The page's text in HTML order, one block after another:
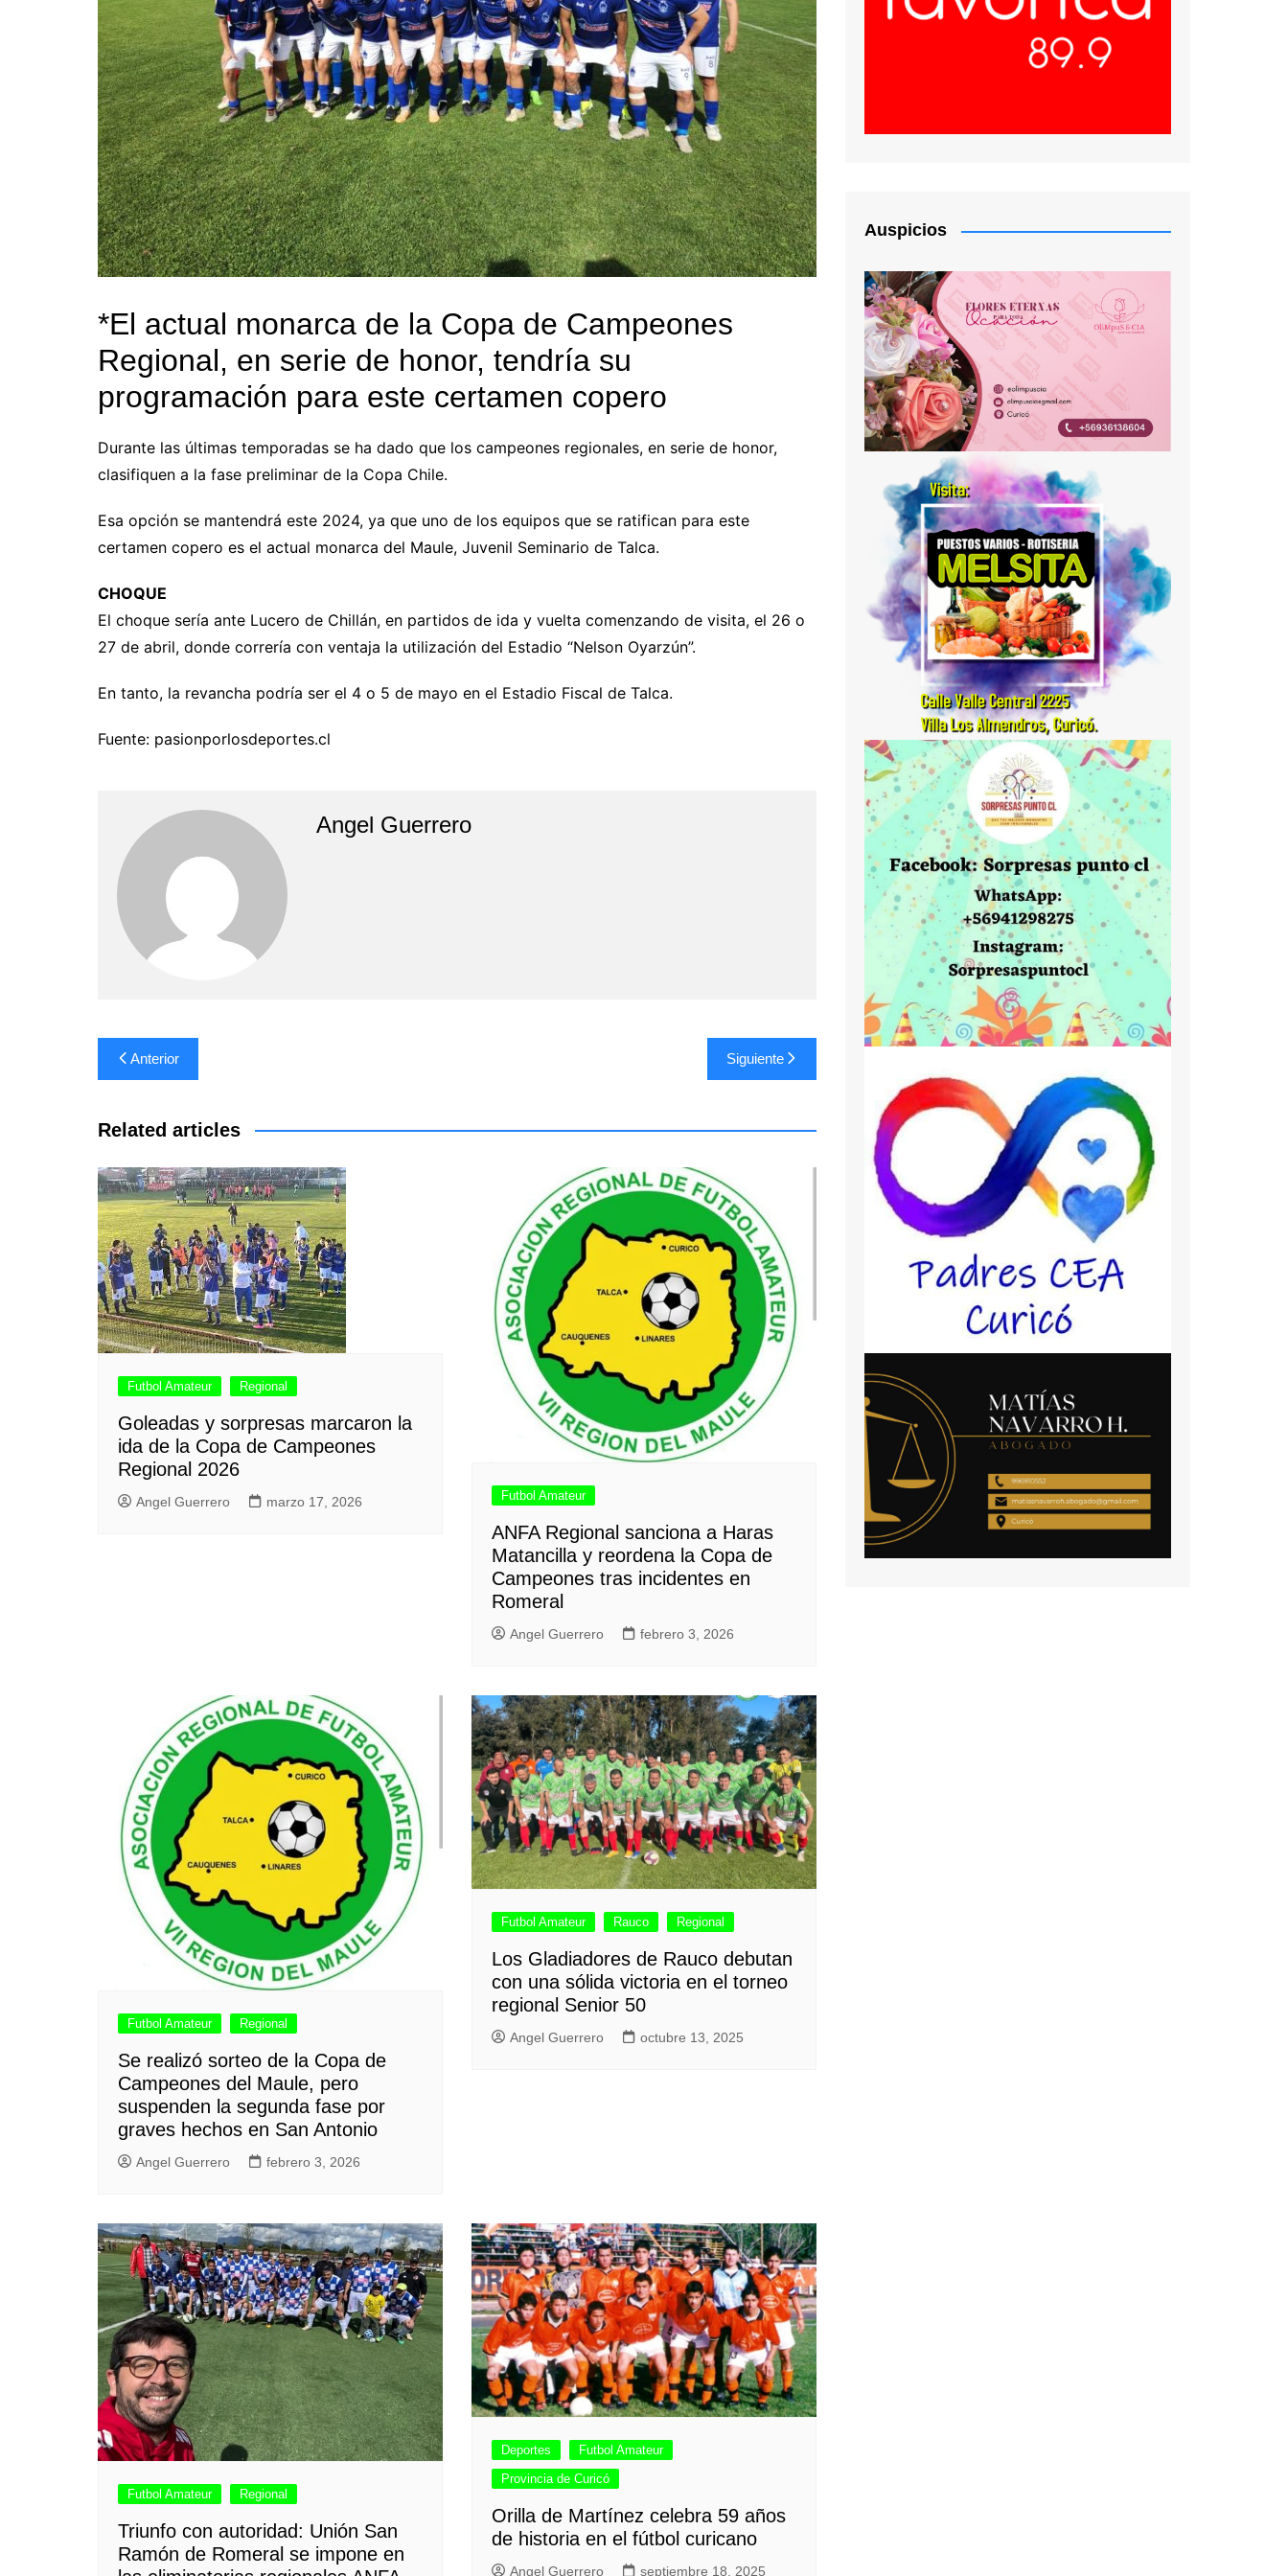
*El actual monarca de la Copa de Campeones
Regional, en serie de honor, tendría su
programación para este certamen copero
Durante las últimas temporadas se ha dado que los campeones regionales, en serie de honor,
clasifiquen a la fase preliminar de la Copa Chile.
Esa opción se mantendrá este 2024, ya que uno de los equipos que se ratifican para este
certamen copero es el actual monarca del Maule, Juvenil Seminario de Talca.
CHOQUE
El choque sería ante Lucero de Chillán, en partidos de ida y vuelta comenzando de visita, el 26 o
27 de abril, donde correría con ventaja la utilización del Estadio “Nelson Oyarzún”.
En tanto, la revancha podría ser el 4 o 5 de mayo en el Estadio Fiscal de Talca.
Fuente: pasionporlosdeportes.cl
Angel Guerrero
Navegación
de
entradas
Anterior Siguiente
Related articles
Futbol Amateur Regional
Goleadas y sorpresas marcaron la
ida de la Copa de Campeones
Regional 2026
Angel Guerrero marzo 17, 2026 Futbol Amateur
ANFA Regional sanciona a Haras
Matancilla y reordena la Copa de
Campeones tras incidentes en
Romeral
Angel Guerrero febrero 3, 2026
Futbol Amateur Regional
Se realizó sorteo de la Copa de
Campeones del Maule, pero
suspenden la segunda fase por
graves hechos en San Antonio
Angel Guerrero febrero 3, 2026
Futbol Amateur Rauco Regional
Los Gladiadores de Rauco debutan
con una sólida victoria en el torneo
regional Senior 50
Angel Guerrero octubre 13, 2025
Futbol Amateur Regional
Triunfo con autoridad: Unión San
Ramón de Romeral se impone en
Deportes
Futbol Amateur
Provincia de Curicó
Orilla de Martínez celebra 59 años
de historia en el fútbol curicano
Angel Guerrero septiembre 18, 2025
Auspicios